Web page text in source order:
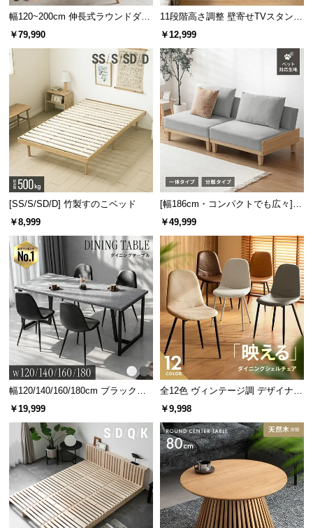
耐荷重 約80㎏
2口コンセント&USBポート搭載
宮棚には2口コンセントやUSBポートも搭載。ほこり
を防ぐスライドカバーなど、細かな配慮も忘れませ
ん。
2口コンセント USBポート スライドカバー
幅120~200cm 伸長式ラウンドダイ
ニングテーブル 6人掛け 天然木突
￥79,990
11段階高さ調整 壁寄せTVスタンド
キャスター付き 上下左右角度調節
￥12,999
[SS/S/SD/D] 竹製すのこベッド
￥8,999
[幅186cm・コンパクトでも広々] 3
人掛けソファベッド リクライニン
グ 天然木フレーム 北欧
￥49,999
幅120/140/160/180cm ブラックフ
レーム ダイニング 大理石調 4人掛
￥19,999
全12色 ヴィンテージ調 デザイナー
ズシェルチェア
￥9,998